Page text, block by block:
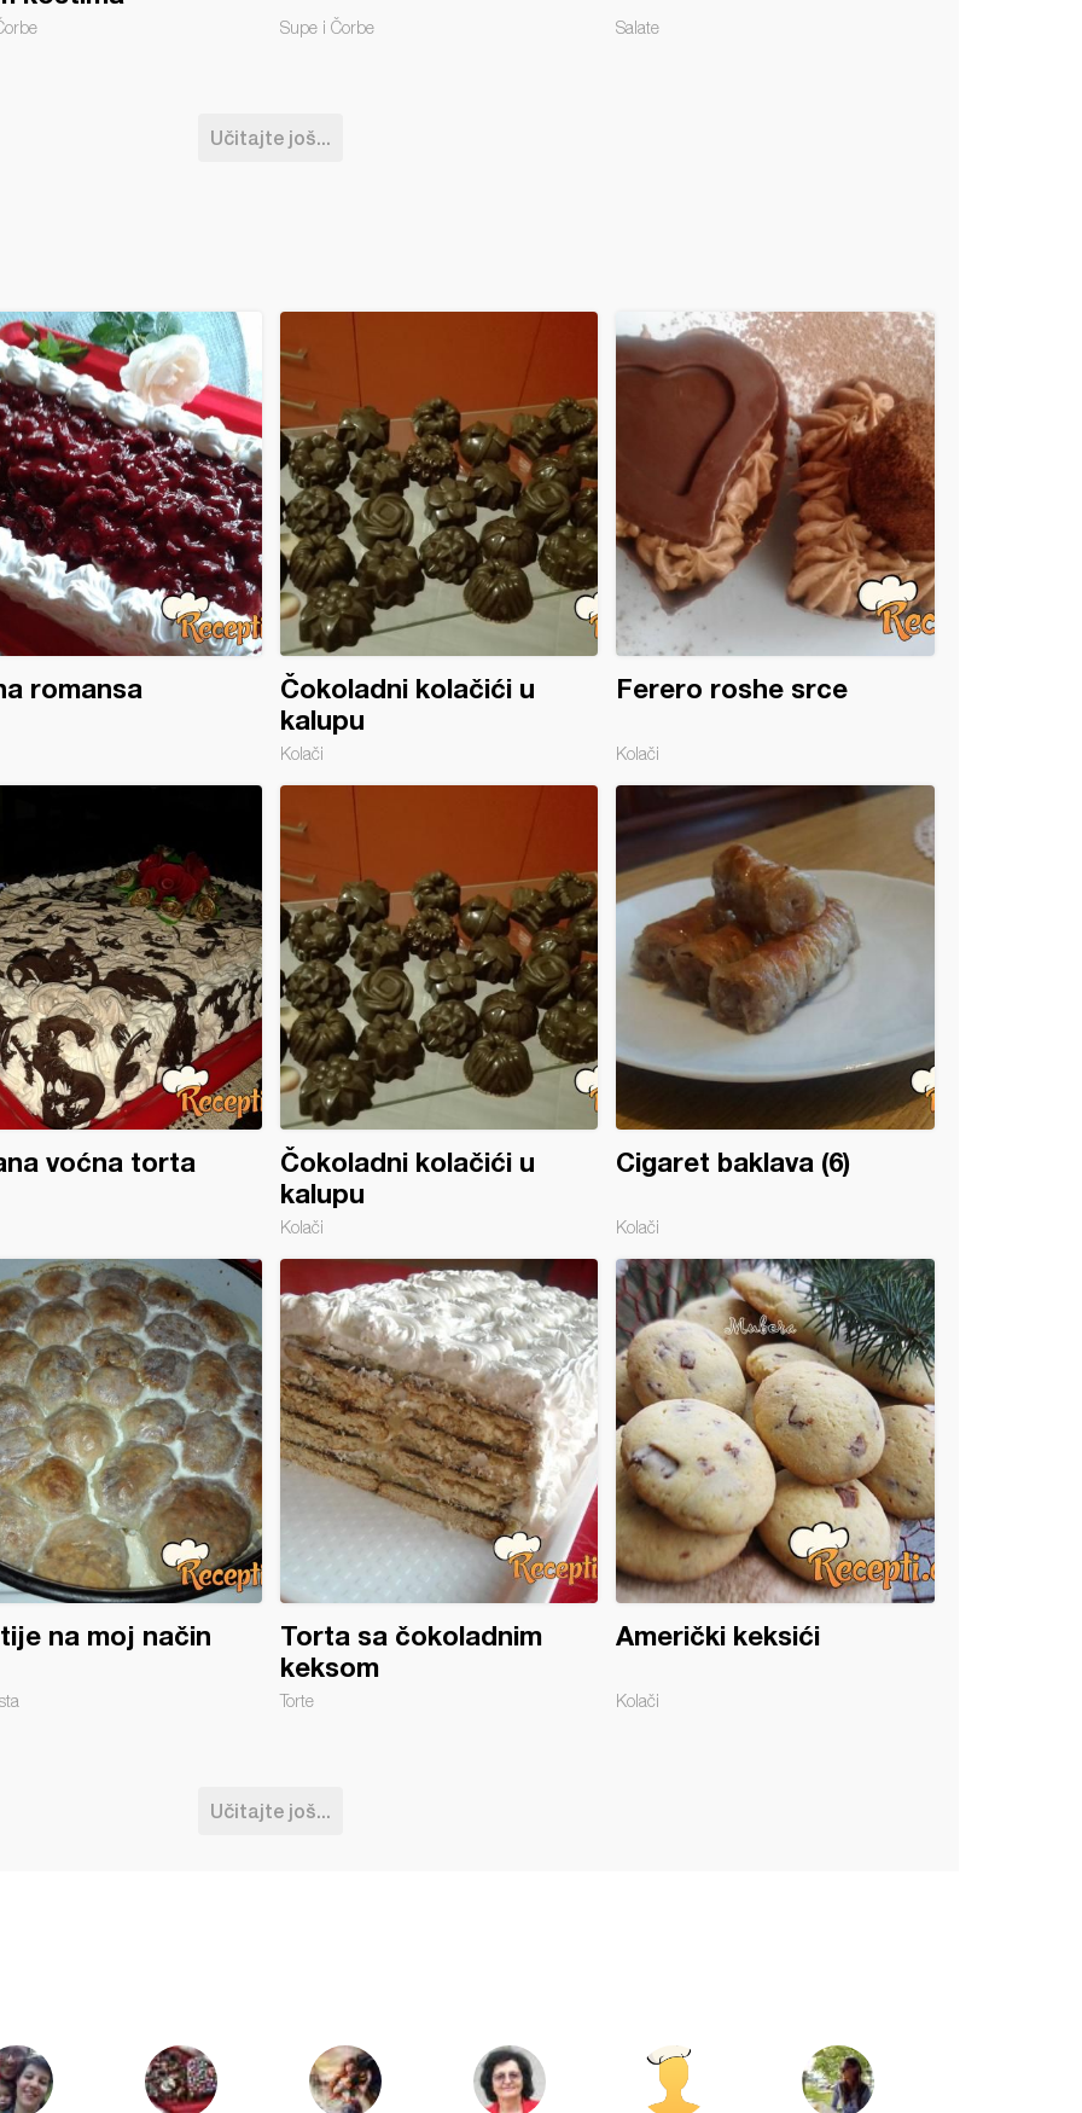
Supe i Čorbe Salate
Učitajte još...
romansa
Čokoladni kolačići u
kalupu
Kolači
Ferero roshe srce
Kolači
voćna torta
Čokoladni kolačići u
kalupu
Kolači
Cigaret baklava (6)
Kolači
na moj način
Torta sa čokoladnim
keksom
Torte
Američki keksići
Kolači
Učitajte još...